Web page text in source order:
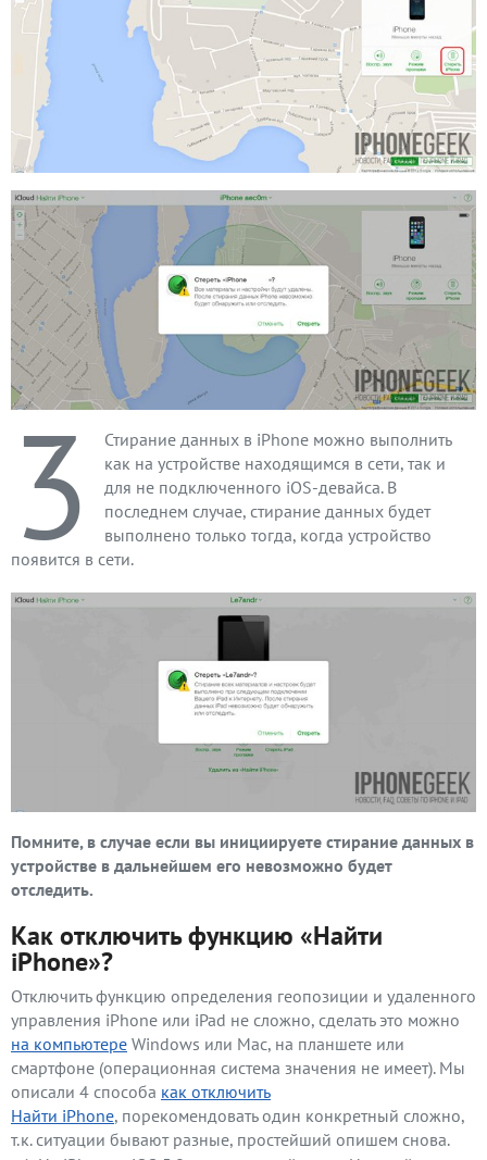
3
Стирание данных в iPhone можно выполнить
как на устройстве находящимся в сети, так и
для не подключенного iOS-девайса. В
последнем случае, стирание данных будет
выполнено только тогда, когда устройство
появится в сети.
Помните, в случае если вы инициируете стирание данных в
устройстве в дальнейшем его невозможно будет
отследить.
Как отключить функцию «Найти
iPhone»?
Отключить функцию определения геопозиции и удаленного
управления iPhone или iPad не сложно, сделать это можно
на компьютере Windows или Mac, на планшете или
смартфоне (операционная система значения не имеет). Мы
описали 4 способа как отключить
Найти iPhone, порекомендовать один конкретный сложно,
т.к. ситуации бывают разные, простейший опишем снова.